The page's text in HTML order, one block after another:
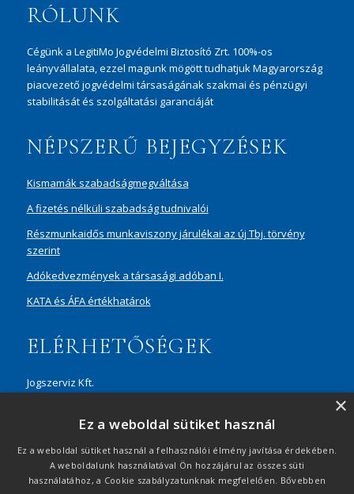
RÓLUNK
Cégünk a LegitiMo Jogvédelmi Biztosító Zrt. 100%-os
leányvállalata, ezzel magunk mögött tudhatjuk Magyarország
piacvezető jogvédelmi társaságának szakmai és pénzügyi
stabilitását és szolgáltatási garanciáját
NÉPSZERŰ BEJEGYZÉSEK
Kismamák szabadságmegváltása
A fizetés nélküli szabadság tudnivalói
Részmunkaidős munkaviszony járulékai az új Tbj. törvény
szerint
Adókedvezmények a társasági adóban I.
KATA és ÁFA értékhatárok
ELÉRHETŐSÉGEK
Jogszerviz Kft.
+36 20 429 0716
ertekesites@jogszerviz.hu
×
Ez a weboldal sütiket használ
Ez a weboldal sütiket használ a felhasználói élmény javítása érdekében.
A weboldalunk használatával Ön hozzájárul az összes süti
használatához, a Cookie szabályzatunknak megfelelően. Bővebben